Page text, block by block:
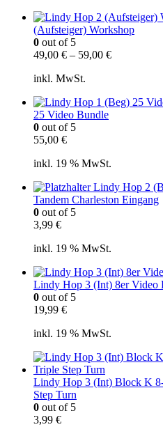
(Aufsteiger) Workshop
0 out of 5
49,00 € – 59,00 €
inkl. MwSt.
25 Video Bundle
0 out of 5
55,00 €
inkl. 19 % MwSt.
Lindy Hop 2
Tandem Charleston Eingang
0 out of 5
3,99 €
inkl. 19 % MwSt.
Lindy Hop 3 (Int) 8er Video
0 out of 5
19,99 €
inkl. 19 % MwSt.
Lindy Hop 3 (Int) Block K
Step Turn
0 out of 5
3,99 €